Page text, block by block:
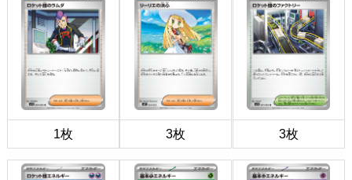
1枚 3枚 3枚